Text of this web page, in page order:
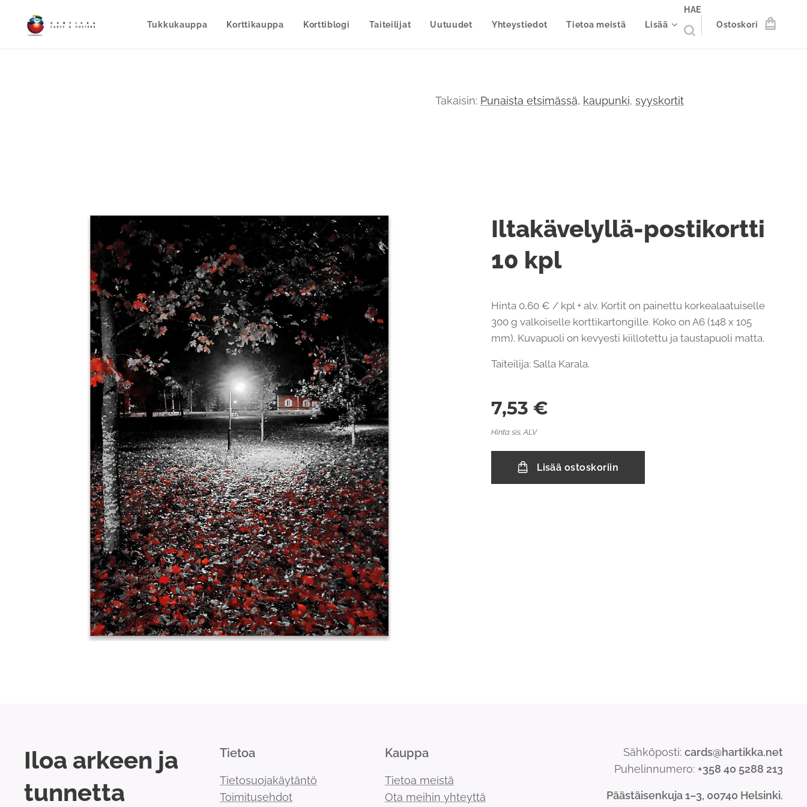
Tukkukauppa Korttikauppa Korttiblogi Taiteilijat Uutuudet Yhteystiedot Tietoa meistä Lisää
HAE
Ostoskori
Takaisin: Punaista etsimässä, kaupunki, syyskortit
Iltakävelyllä-postikortti
10 kpl
Hinta 0,60 € / kpl + alv. Kortit on painettu korkealaatuiselle
300 g valkoiselle korttikartongille. Koko on A6 (148 x 105
mm). Kuvapuoli on kevyesti kiillotettu ja taustapuoli matta.
Taiteilija: Salla Karala.
7,53 €
Hinta sis. ALV
Lisää ostoskoriin
Iloa arkeen ja
tunnetta
Tietoa
Tietosuojakäytäntö
Toimitusehdot
Kauppa
Tietoa meistä
Ota meihin yhteyttä
Sähköposti: cards@hartikka.net
Puhelinnumero: +358 40 5288 213
Päästäisenkuja 1–3, 00740 Helsinki.